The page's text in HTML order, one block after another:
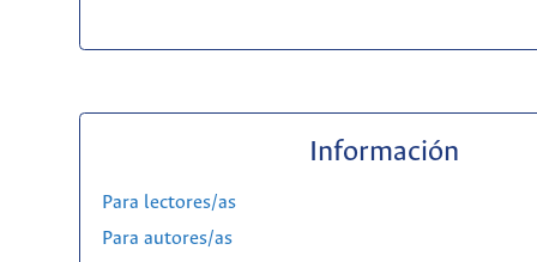
Información
Para lectores/as
Para autores/as